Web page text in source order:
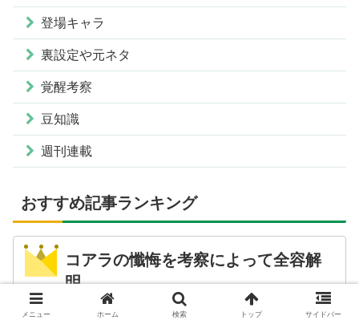
登場キャラ
裏設定や元ネタ
覚醒考察
豆知識
週刊連載
おすすめ記事ランキング
コアラの懺悔を考察によって全容解
明
ハンターハンターのキメラアント編における全てが語られたとも
メニュー ホーム 検索 トップ サイドバー